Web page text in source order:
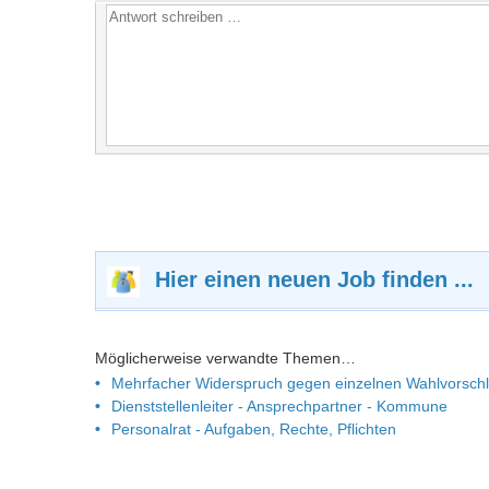
Hier einen neuen Job finden ...
Möglicherweise verwandte Themen…
Mehrfacher Widerspruch gegen einzelnen
Dienststellenleiter - Ansprechpartner - Kommune
Personalrat - Aufgaben, Rechte, Pflichten